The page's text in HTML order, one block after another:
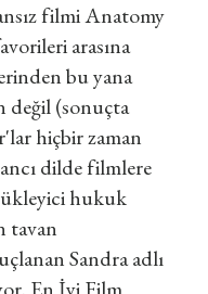
filmi Anatomy
arasına
bu yana
değil (sonuçta
hiçbir zaman
dilde filmlere
hukuk
tavan
Sandra adlı